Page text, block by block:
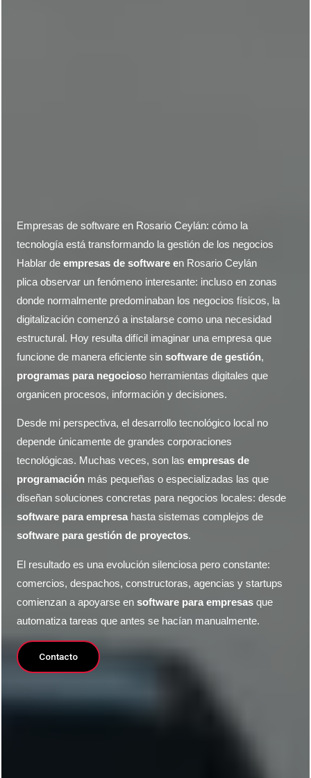
Empresas de software en Rosario Ceylán: cómo la
tecnología está transformando la gestión de los negocios
Hablar deempresas de software en Rosario Ceylán
plica observar un fenómeno interesante: incluso en zonas
donde normalmente predominaban los negocios físicos, la
digitalización comenzó a instalarse como una necesidad
estructural. Hoy resulta difícil imaginar una empresa que
funcione de manera eficiente sinsoftware de gestión,
programas para negocioso herramientas digitales que
organicen procesos, información y decisiones.
Desde mi perspectiva, el desarrollo tecnológico local no
depende únicamente de grandes corporaciones
tecnológicas. Muchas veces, son lasempresas de
programación más pequeñas o especializadas las que
diseñan soluciones concretas para negocios locales: desde
software para empresa hasta sistemas complejos de
software para gestión de proyectos.
El resultado es una evolución silenciosa pero constante:
comercios, despachos, constructoras, agencias y startups
comienzan a apoyarse ensoftware para empresas que
automatiza tareas que antes se hacían manualmente.
Contacto